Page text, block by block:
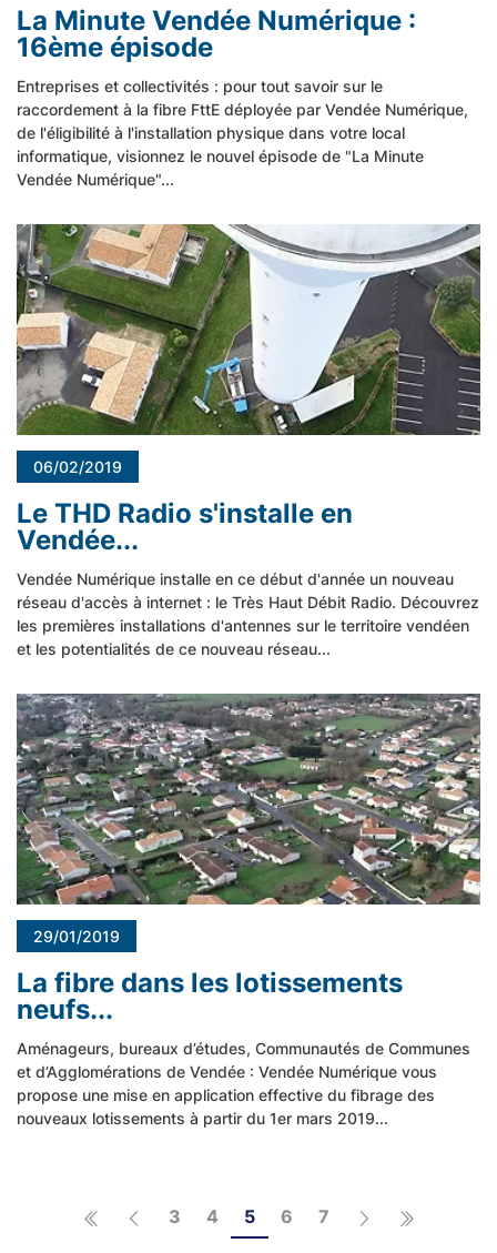
La Minute Vendée Numérique :
16ème épisode
Entreprises et collectivités : pour tout savoir sur le
raccordement à la fibre FttE déployée par Vendée Numérique,
de l'éligibilité à l'installation physique dans votre local
informatique, visionnez le nouvel épisode de "La Minute
Vendée Numérique"...
06/02/2019
Le THD Radio s'installe en
Vendée...
Vendée Numérique installe en ce début d'année un nouveau
réseau d'accès à internet : le Très Haut Débit Radio. Découvrez
les premières installations d'antennes sur le territoire vendéen
et les potentialités de ce nouveau réseau...
29/01/2019
La fibre dans les lotissements
neufs...
Aménageurs, bureaux d’études, Communautés de Communes
et d’Agglomérations de Vendée : Vendée Numérique vous
propose une mise en application effective du fibrage des
nouveaux lotissements à partir du 1er mars 2019...
3 4 5 6 7